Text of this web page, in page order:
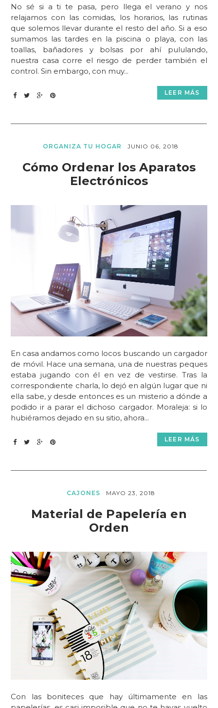
No sé si a ti te pasa, pero llega el verano y nos
relajamos con las comidas, los horarios, las rutinas
que solemos llevar durante el resto del año. Si a eso
sumamos las tardes en la piscina o playa, con las
toallas, bañadores y bolsas por ahí pululando,
nuestra casa corre el riesgo de perder también el
control. Sin embargo, con muy...
LEER MÁS
ORGANIZA TU HOGAR JUNIO 06, 2018
Cómo Ordenar los Aparatos
Electrónicos
En casa andamos como locos buscando un cargador
de móvil. Hace una semana, una de nuestras peques
estaba jugando con él en vez de vestirse. Tras la
correspondiente charla, lo dejó en algún lugar que ni
ella sabe, y desde entonces es un misterio a dónde a
podido ir a parar el dichoso cargador. Moraleja: si lo
hubiéramos dejado en su sitio, ahora...
LEER MÁS
CAJONES MAYO 23, 2018
Material de Papelería en
Orden
Con las boniteces que hay últimamente en las